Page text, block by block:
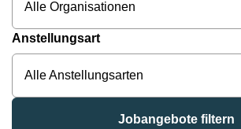
Alle Organisationen
Anstellungsart
Alle Anstellungsarten
Jobangebote filtern